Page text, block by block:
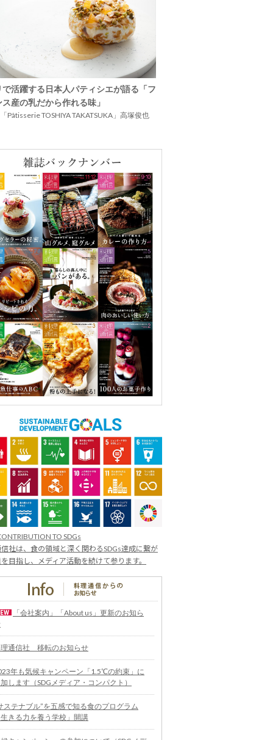
で活躍する日本人パティシエが語る「フ
産の乳だから作れる味」
Pâtisserie TOSHIYA TAKATSUKA」高塚俊也
TO SDGs
社は、食の領域と深く関わるSDGs達成に繋が
目指し、メディア活動を続けて参ります。
「会社案内」「About us」更新のお知ら
通信社 移転のお知らせ
年も気候キャンペーン「1.5℃の約束」に
します（SDGメディア・コンパクト）
ステナブル”を五感で知る食のプログラム
きる力を養う学校」開講